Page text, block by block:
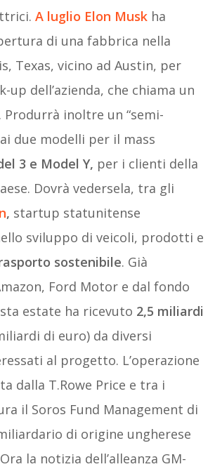
A luglio Elon Muskha
di una fabbrica nella
Texas, vicino ad Austin, per
up dell’azienda, che chiama un
Produrrà inoltre un “semi-
due modelli per il mass
3 e Model Y, per i clienti della
Dovrà vedersela, tra gli
, startup statunitense
sviluppo di veicoli, prodotti e
sostenibile. Già
Ford Motor e dal fondo
estate ha ricevuto 2,5 miliardi
di euro) da diversi
al progetto. L’operazione
dalla T.Rowe Price e tra i
il Soros Fund Management di
di origine ungherese
la notizia dell’alleanza GM-